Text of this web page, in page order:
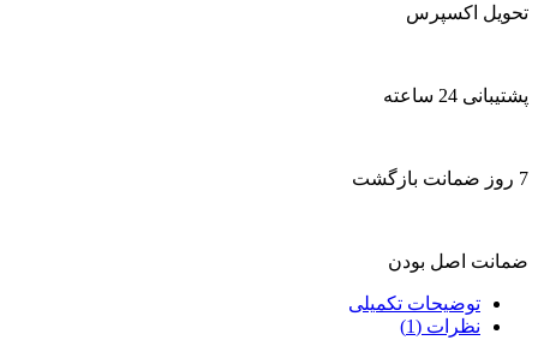
تحویل اکسپرس
پشتیبانی 24 ساعته
7 روز ضمانت بازگشت
ضمانت اصل بودن
توضیحات تکمیلی
نظرات (1)